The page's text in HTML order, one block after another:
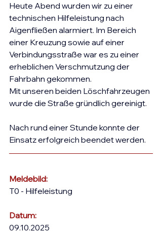
Heute Abend wurden wir zu einer
technischen Hilfeleistung nach
Aigenfließen alarmiert. Im Bereich
einer Kreuzung sowie auf einer
Verbindungsstraße war es zu einer
erheblichen Verschmutzung der
Fahrbahn gekommen.
Mit unseren beiden Löschfahrzeugen
wurde die Straße gründlich gereinigt.
Nach rund einer Stunde konnte der
Einsatz erfolgreich beendet werden.
Meldebild:
T0 - Hilfeleistung
Datum:
09.10.2025